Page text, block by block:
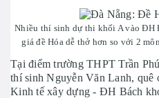
Nhiều thí sinh dự thi khối A vào ĐH
giá đề Hóa dễ thở hơn so với 2
Tại điểm trường THPT Trần
thí sinh Nguyễn Văn Lanh, quê
Kinh tế xây dựng - ĐH Bách